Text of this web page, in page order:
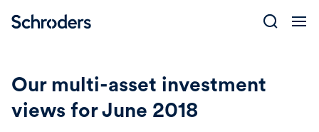
Our multi-asset investment
views for June 2018